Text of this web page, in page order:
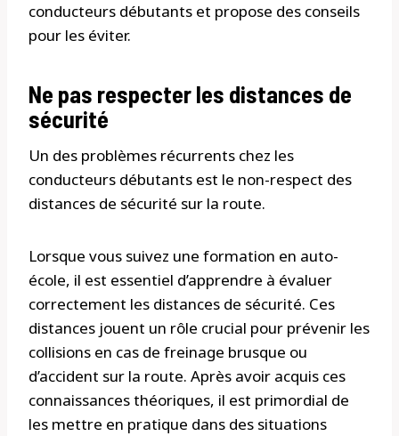
conducteurs débutants et propose des conseils
pour les éviter.
Ne pas respecter les distances de
sécurité
Un des problèmes récurrents chez les
conducteurs débutants est le non-respect des
distances de sécurité sur la route.
Lorsque vous suivez une formation en auto-
école, il est essentiel d’apprendre à évaluer
correctement les distances de sécurité. Ces
distances jouent un rôle crucial pour prévenir les
collisions en cas de freinage brusque ou
d’accident sur la route. Après avoir acquis ces
connaissances théoriques, il est primordial de
les mettre en pratique dans des situations